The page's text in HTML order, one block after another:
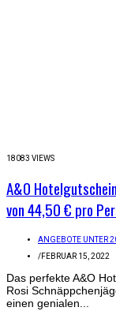
18083 VIEWS
A&O
von 44,50 € pro
ANGEBOTE UNTER
/FEBRUAR 15, 2022
Das perfekte A&O
Rosi
einen genialen...